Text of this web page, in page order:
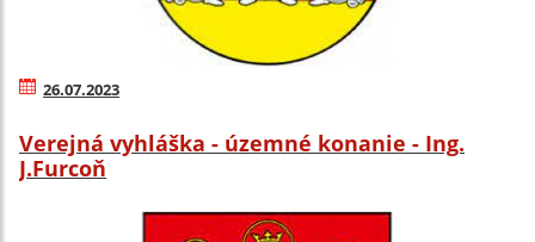
26.07.2023
Verejná vyhláška - územné konanie - Ing.
J.Furcoň